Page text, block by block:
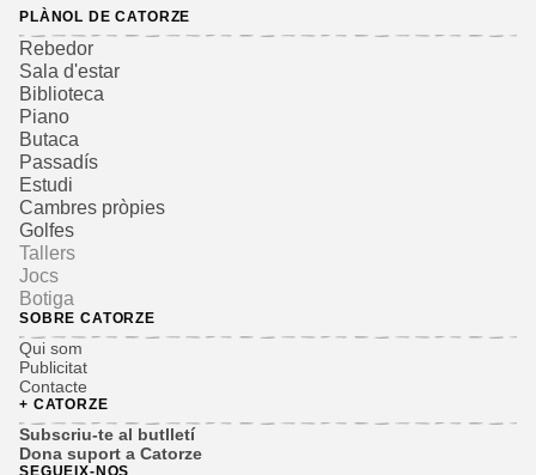
PLÀNOL DE CATORZE
Rebedor
Sala d'estar
Biblioteca
Piano
Butaca
Passadís
Estudi
Cambres pròpies
Golfes
Tallers
Jocs
Botiga
SOBRE CATORZE
Qui som
Publicitat
Contacte
+ CATORZE
Subscriu-te al butlletí
Dona suport a Catorze
SEGUEIX-NOS